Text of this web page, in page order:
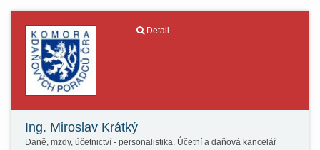
Detail
Ing. Miroslav Krátký
Daně, mzdy, účetnictví - personalistika. Účetní a daňová kancelář